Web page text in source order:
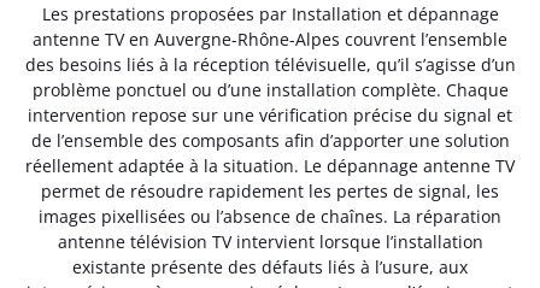
Les prestations proposées par Installation et dépannage
antenne TV en Auvergne-Rhône-Alpes couvrent l’ensemble
des besoins liés à la réception télévisuelle, qu’il s’agisse d’un
problème ponctuel ou d’une installation complète. Chaque
intervention repose sur une vérification précise du signal et
de l’ensemble des composants afin d’apporter une solution
réellement adaptée à la situation. Le dépannage antenne TV
permet de résoudre rapidement les pertes de signal, les
images pixellisées ou l’absence de chaînes. La réparation
antenne télévision TV intervient lorsque l’installation
existante présente des défauts liés à l’usure, aux